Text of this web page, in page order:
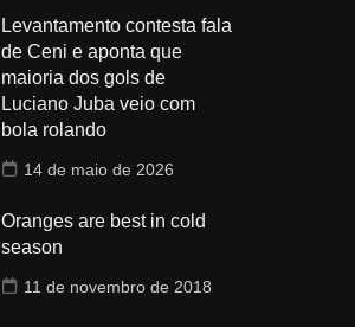
Levantamento contesta fala
de Ceni e aponta que
maioria dos gols de
Luciano Juba veio com
bola rolando
14 de maio de 2026
Oranges are best in cold
season
11 de novembro de 2018